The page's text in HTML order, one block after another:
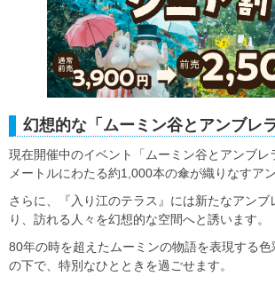
幻想的な「ムーミン谷とアンブレ
現在開催中のイベント「ムーミン谷とアンブレ
メートルにわたる約1,000本の傘が織りなすア
さらに、『入り江のテラス』には新たなアンブ
り、訪れる人々を幻想的な空間へと誘います。
80年の時を超えたムーミンの物語を表現する色
の下で、特別なひとときを過ごせます。